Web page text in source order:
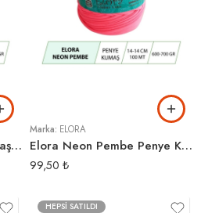
Elora Mürdüm Penye Kumaş Örgü İpi
Marka: ELORA
Elora Neon Pembe Penye Kumaş Örgü İpi
99,50 ₺
HEPSI SATILDI